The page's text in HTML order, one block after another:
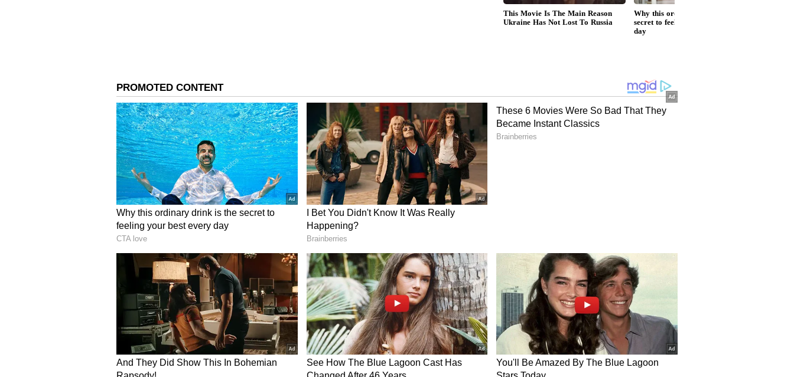
விமானப் பாதுகாப்புப் பிரிவு இண்டிகோவுக்கு ரூ.1.2 கோடியும், மும்பை விமான
நிலையத்துக்கு ரூ.60 லட்சமும் அபராதம் விதித்துள்ளது. இதனால் இண்டிகோ
ரூ.1.50 கோடியும் மும்பை விமான நிலையம் ரூ.90 லட்சமும் அபராதம்
செலுத்தவேண்டிய நிலையில் உள்ளன.
பயணிகள் பயணிகள் அதிக நேரம் விமான ஓடுதளப் பகுதியில் இருப்பது
விதிமுறைகளுக்கு எதிரானது என்றும் அதன் மூலம் பயணிகளுக்கு மட்டுமின்றி
விமானத்துக்கும் ஆபத்தில் நேரக்கூடும் என்றும் விமானப் போக்குவரத்து